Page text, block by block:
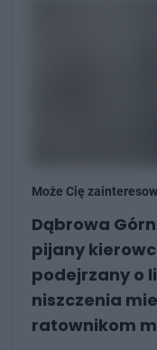
Może Cię
Dąbrowa
pijany
podejrzany o
niszczenia
ratownikom